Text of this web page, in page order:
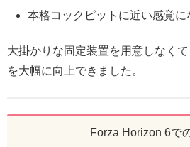
本格コックピットに近い感覚に
大掛かりな固定装置を用意しなく
を大幅に向上できました。
Forza Horizon 6で